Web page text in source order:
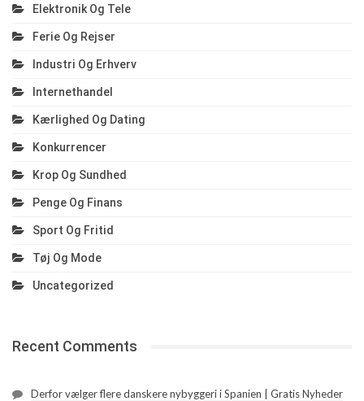
Elektronik Og Tele
Ferie Og Rejser
Industri Og Erhverv
Internethandel
Kærlighed Og Dating
Konkurrencer
Krop Og Sundhed
Penge Og Finans
Sport Og Fritid
Tøj Og Mode
Uncategorized
Recent Comments
Derfor vælger flere danskere nybyggeri i Spanien | Gratis Nyheder